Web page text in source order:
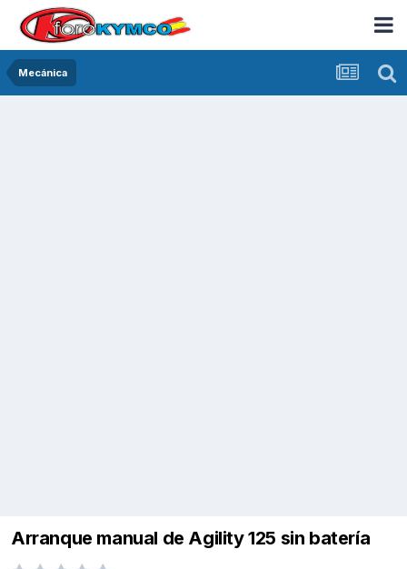
Mecánica
Arranque manual de Agility 125 sin batería